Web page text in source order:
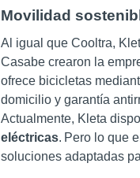
Movilidad
Al igual que Cooltra,
Casabe crearon la
ofrece bicicletas
domicilio y garantía
Actualmente, Kleta
eléctricas. Pero lo que
soluciones adaptadas